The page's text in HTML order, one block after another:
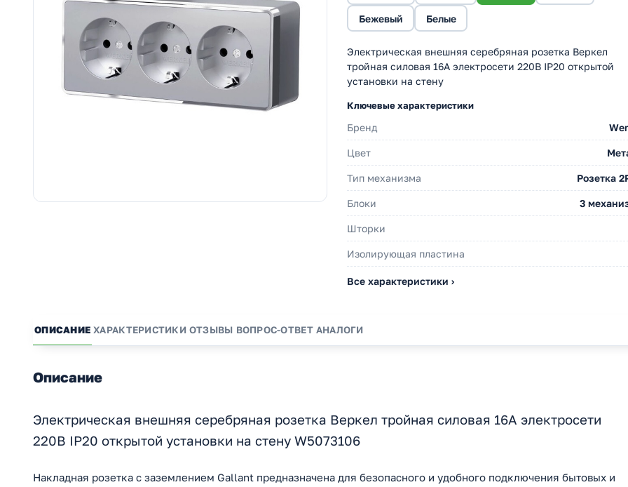
Бежевый Белые
Электрическая внешняя серебряная розетка Веркел
тройная силовая 16А электросети 220В IP20 открытой
установки на стену
Ключевые характеристики
Бренд
Цвет
Тип механизма Розетка
Блоки 3
Шторки
Изолирующая пластина
Все характеристики ›
ОПИСАНИЕ ХАРАКТЕРИСТИКИ ОТЗЫВЫ ВОПРОС-ОТВЕТ АНАЛОГИ
Описание
Электрическая внешняя серебряная розетка Веркел тройная силовая 16А электросети
220В IP20 открытой установки на стену W5073106
Накладная розетка с заземлением Gallant предназначена для безопасного и удобного подключения бытовых и